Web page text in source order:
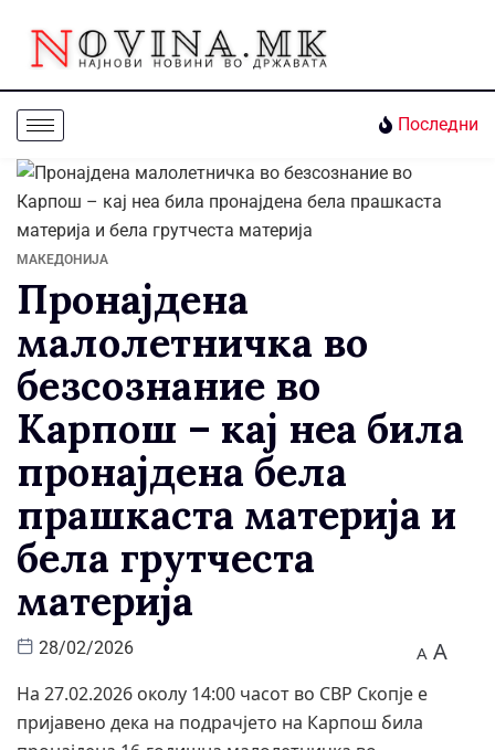
Последни
МАКЕДОНИЈА
Пронајдена
малолетничка во
безсознание во
Карпош – кај неа била
пронајдена бела
прашкаста материја и
бела грутчеста
материја
28/02/2026 A A
На 27.02.2026 околу 14:00 часот во СВР Скопје е
пријавено дека на подрачјето на Карпош била